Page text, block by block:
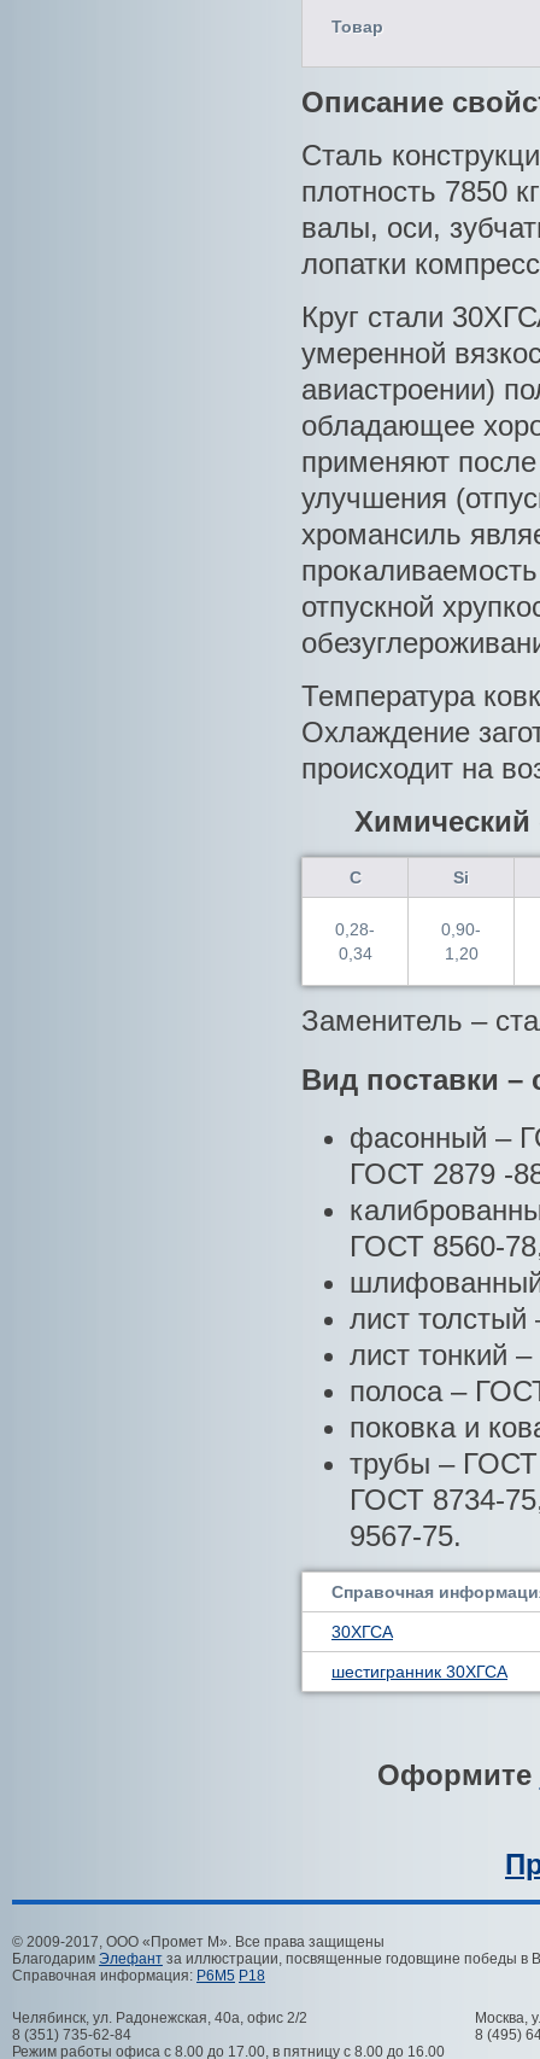
Товар
Описание
Сталь
плотность 7850
валы, оси,
лопатки
Круг стали
умеренной
авиастроении)
обладающее
применяют после
улучшения
хромансиль
отпускной
Температура
Охлаждение
происходит на
Химический
С Si
0,28-
0,34
0,90-
1,20
Заменитель –
Вид поставки –
фасонный –
ГОСТ 2879 -
ГОСТ 8560-
лист
лист тонкий
полоса –
поковка и
трубы –
ГОСТ 8734-
9567-75.
Справочная
30ХГСА
шестигранник 30ХГСА
Оформите
© 2009-2017, ООО «Промет М». Все права защищены
Благодарим Элефант за иллюстрации, посвященные годовщине победы в
Справочная информация: Р6М5 Р18
Челябинск, ул. Радонежская, 40а, офис 2/2
8 (351) 735-62-84
Режим работы офиса с 8.00 до 17.00, в пятницу с 8.00 до 16.00
Москва,
8 (495)